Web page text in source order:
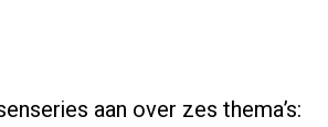
aan over zes thema’s: